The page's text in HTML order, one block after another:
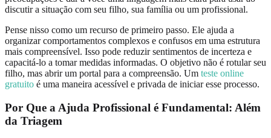
discutir a situação com seu filho, sua família ou um profissional.
Pense nisso como um recurso de primeiro passo. Ele ajuda a
organizar comportamentos complexos e confusos em uma estrutura
mais compreensível. Isso pode reduzir sentimentos de incerteza e
capacitá-lo a tomar medidas informadas. O objetivo não é rotular seu
filho, mas abrir um portal para a compreensão. Um teste online
gratuito é uma maneira acessível e privada de iniciar esse processo.
Por Que a Ajuda Profissional é Fundamental: Além
da Triagem